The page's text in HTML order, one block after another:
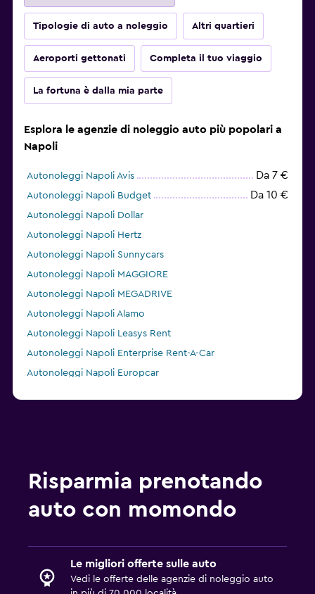
Tipologie di auto a noleggio Altri quartieri
Aeroporti gettonati Completa il tuo viaggio
La fortuna è dalla mia parte
Esplora le agenzie di noleggio auto più popolari a
Napoli
Autonoleggi Napoli Avis Da 7 €
Autonoleggi Napoli Budget Da 10 €
Autonoleggi Napoli Dollar
Autonoleggi Napoli Hertz
Autonoleggi Napoli Sunnycars
Autonoleggi Napoli MAGGIORE
Autonoleggi Napoli MEGADRIVE
Autonoleggi Napoli Alamo
Autonoleggi Napoli Leasys Rent
Autonoleggi Napoli Enterprise Rent-A-Car
Autonoleggi Napoli Europcar
Risparmia prenotando
auto con momondo
Le migliori offerte sulle auto
Vedi le offerte delle agenzie di noleggio auto